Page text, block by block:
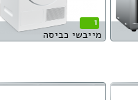
1
מייבשי כביסה